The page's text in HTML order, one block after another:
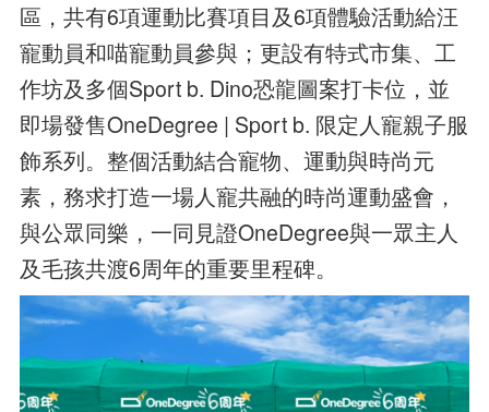
區，共有6項運動比賽項目及6項體驗活動給汪
寵動員和喵寵動員參與；更設有特式市集、工
作坊及多個Sport b. Dino恐龍圖案打卡位，並
即場發售OneDegree | Sport b. 限定人寵親子服
飾系列。整個活動結合寵物、運動與時尚元
素，務求打造一場人寵共融的時尚運動盛會，
與公眾同樂，一同見證OneDegree與一眾主人
及毛孩共渡6周年的重要里程碑。